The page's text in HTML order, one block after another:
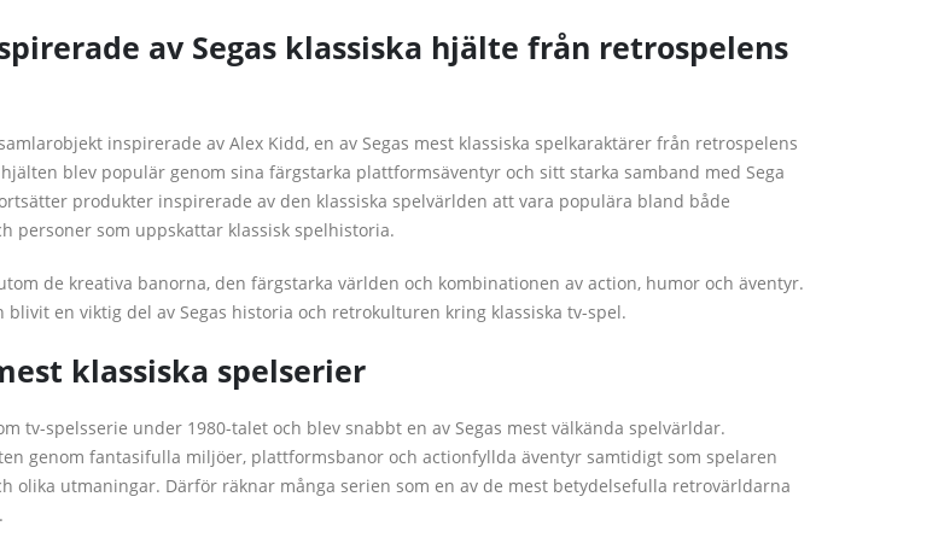
av Segas klassiska hjälte från retrospelens
inspirerade av Alex Kidd, en av Segas mest klassiska spelkaraktärer från retrospelens
blev populär genom sina färgstarka plattformsäventyr och sitt starka samband med Sega
produkter inspirerade av den klassiska spelvärlden att vara populära bland både
personer som uppskattar klassisk spelhistoria.
de kreativa banorna, den färgstarka världen och kombinationen av action, humor och äventyr.
blivit en viktig del av Segas historia och retrokulturen kring klassiska tv-spel.
klassiska spelserier
tv-spelsserie under 1980-talet och blev snabbt en av Segas mest välkända spelvärldar.
genom fantasifulla miljöer, plattformsbanor och actionfyllda äventyr samtidigt som spelaren
olika utmaningar. Därför räknar många serien som en av de mest betydelsefulla retrovärldarna